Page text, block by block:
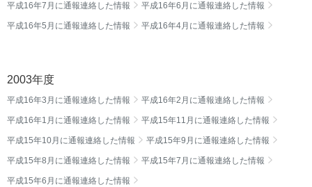
平成16年7月に通報連絡した情報 平成16年6月に通報連絡した情報
平成16年5月に通報連絡した情報 平成16年4月に通報連絡した情報
2003年度
平成16年3月に通報連絡した情報 平成16年2月に通報連絡した情報
平成16年1月に通報連絡した情報 平成15年11月に通報連絡した情報
平成15年10月に通報連絡した情報 平成15年9月に通報連絡した情報
平成15年8月に通報連絡した情報 平成15年7月に通報連絡した情報
平成15年6月に通報連絡した情報